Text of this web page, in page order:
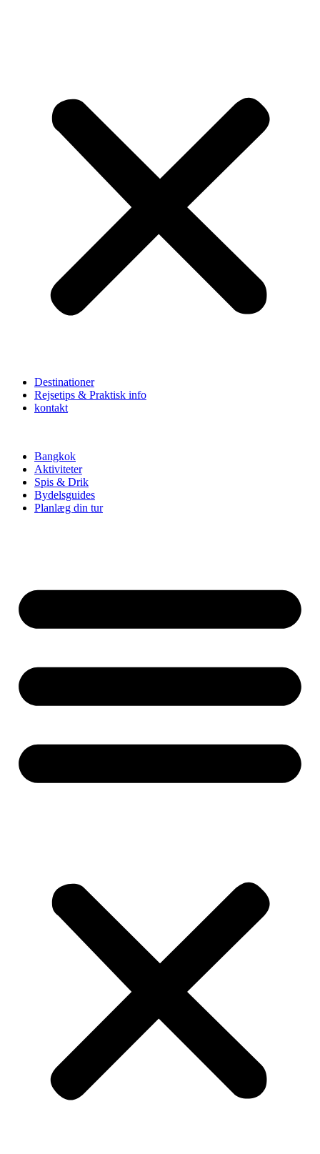
Destinationer
Rejsetips & Praktisk info
kontakt
Bangkok
Aktiviteter
Spis & Drik
Bydelsguides
Planlæg din tur